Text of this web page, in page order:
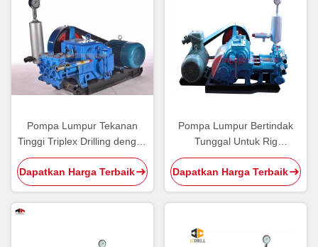
Pompa Lumpur Tekanan
Tinggi Triplex Drilling dengan
Diesel / Hidrolik / Electric
Powered
Dapatkan Harga Terbaik
Pompa Lumpur Bertindak
Tunggal Untuk Rig
Pengeboran, Reciprocating
Triplex Piston Pump
Dapatkan Harga Terbaik